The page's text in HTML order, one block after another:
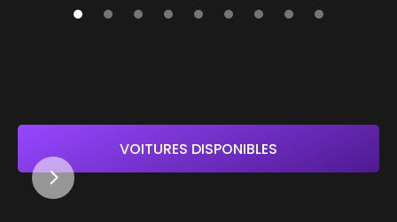
VOITURES DISPONIBLES